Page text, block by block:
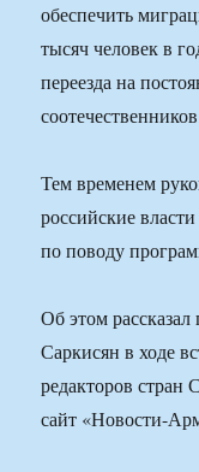
обеспечить
тысяч человек в
переезда на
Тем временем
российские
по поводу
Об этом
Саркисян в ходе
редакторов
сайт «Новости-